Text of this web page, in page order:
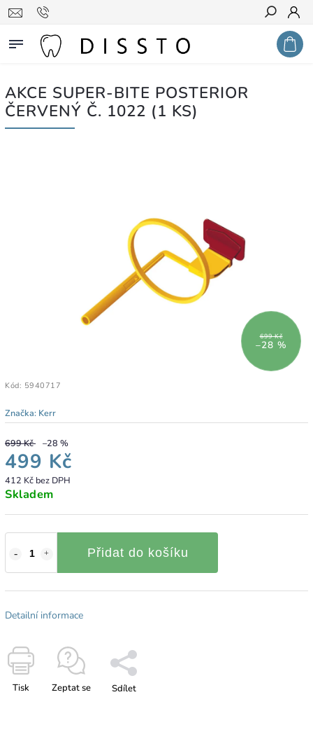
Hledat
AKCE SUPER-BITE POSTERIOR
ČERVENÝ Č. 1022 (1 KS)
699 Kč
–28 %
Kód: 5940717
Značka: Kerr
699 Kč –28 %
499 Kč
412 Kč bez DPH
Skladem
Přidat do košíku
Detailní informace
Tisk Zeptat se Sdílet